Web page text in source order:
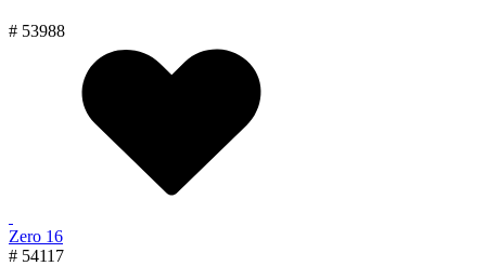
# 53988
Zero 16
# 54117